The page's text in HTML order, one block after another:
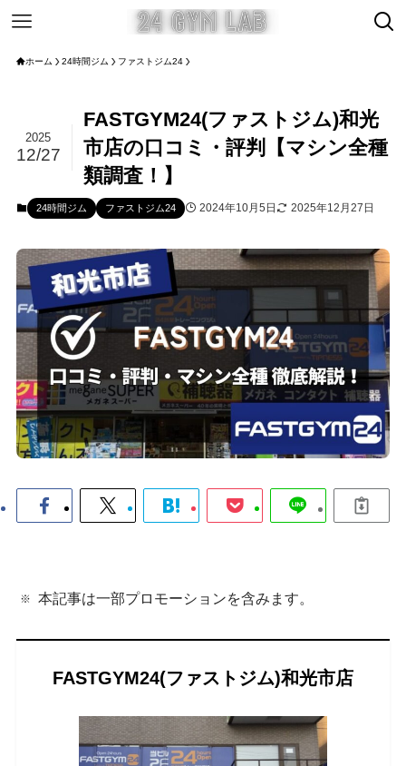
ホーム 24時間ジム ファストジム24
FASTGYM24(ファストジム)和光
市店の口コミ・評判【マシン全種
類調査！】
2025
12/27
24時間ジム ファストジム24 2024年10月5日 2025年12月27日
本記事は一部プロモーションを含みます。
FASTGYM24(ファストジム)和光市店